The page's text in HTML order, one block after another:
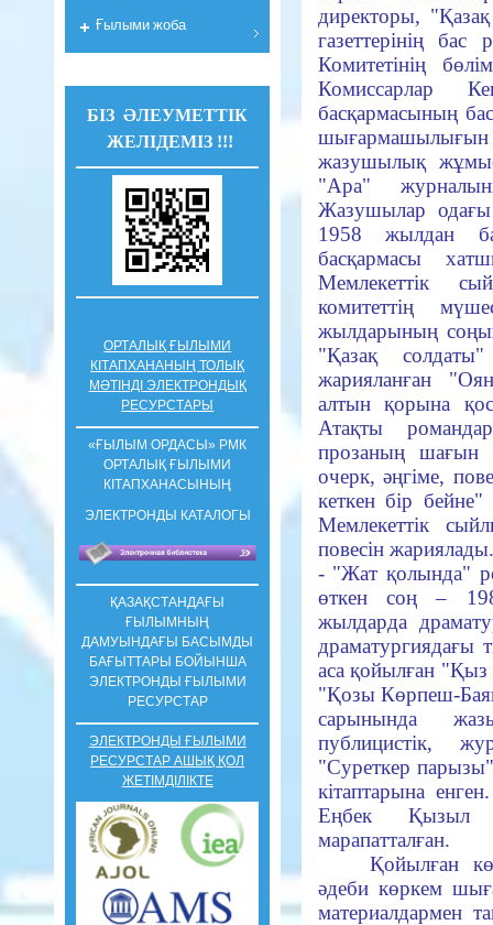
директоры, "Қазақ
газеттерінің
Комитетінің
Комиссарлар
басқармасының
шығармашылығын
жазушылық
"Ара"
Жазушылар
1958 жылдан
басқармасы
Мемлекеттік
комитеттің
жылдарының
"Қазақ
жарияланған
алтын қорына
Атақты
прозаның шағын
очерк, әңгіме,
кеткен бір
Мемлекеттік
повесін
- "Жат қолында"
өткен соң –
жылдарда
драматургиядағы
аса қойылған
"Қозы Көрпеш-
сарынында
публицистік,
"Суреткер
кітаптарына
Еңбек Қызыл
марапатталған.
Қойылған
әдеби көркем
материалдармен
Ғылыми жоба
БІЗ ӘЛЕУМЕТТІК
ЖЕЛІДЕМІЗ !!!
ОРТАЛЫҚ ҒЫЛЫМИ
КІТАПХАНАНЫҢ ТОЛЫҚ
МӘТІНДІ ЭЛЕКТРОНДЫҚ
РЕСУРСТАРЫ
«ҒЫЛЫМ ОРДАСЫ» РМК
ОРТАЛЫҚ ҒЫЛЫМИ
КIТАПХАНАСЫНЫҢ
ЭЛЕКТРОНДЫ КАТАЛОГЫ
ҚАЗАҚСТАНДАҒЫ
ҒЫЛЫМНЫҢ
ДАМУЫНДАҒЫ БАСЫМДЫ
БАҒЫТТАРЫ БОЙЫНША
ЭЛЕКТРОНДЫ ҒЫЛЫМИ
РЕСУРСТАР
ЭЛЕКТРОНДЫ ҒЫЛЫМИ
РЕСУРСТАР АШЫҚ ҚОЛ
ЖЕТІМДІЛІКТЕ